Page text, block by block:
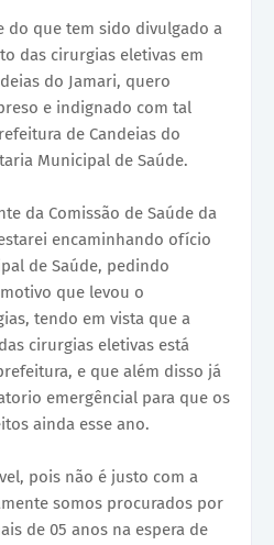
do que tem sido divulgado a
das cirurgias eletivas em
do Jamari, quero
e indignado com tal
de Candeias do
Municipal de Saúde.
da Comissão de Saúde da
encaminhando ofício
de Saúde, pedindo
que levou o
tendo em vista que a
cirurgias eletivas está
e que além disso já
emergêncial para que os
ainda esse ano.
pois não é justo com a
somos procurados por
de 05 anos na espera de